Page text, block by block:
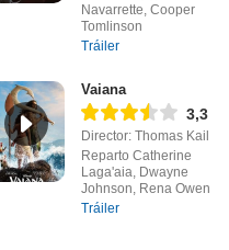
Navarrette, Cooper
Tomlinson
Tráiler
Vaiana
3,3
Director: Thomas Kail
Reparto Catherine
Laga'aia, Dwayne
Johnson, Rena Owen
Tráiler